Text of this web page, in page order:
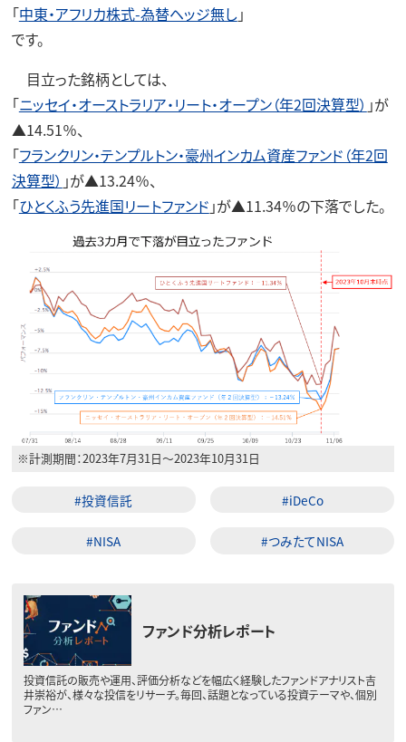
「中東・アフリカ株式-為替ヘッジ無し」
です。
目立った銘柄としては、
「ニッセイ・オーストラリア・リート・オープン（年2回決算型） 」が
▲14.51％、
「フランクリン・テンプルトン・豪州インカム資産ファンド（年2回
決算型） 」が▲13.24％、
「ひとくふう先進国リートファンド 」が▲11.34％の下落でした。
※計測期間：2023年7月31日～2023年10月31日
#投資信託 #iDeCo
#NISA #つみたてNISA
ファンド分析レポート
投資信託の販売や運用、評価分析などを幅広く経験したファンドアナリスト吉
井崇裕が、様々な投信をリサーチ。毎回、話題となっている投資テーマや、個別
ファン…